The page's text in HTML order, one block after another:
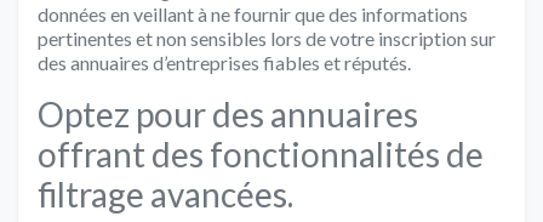
données en veillant à ne fournir que des informations
pertinentes et non sensibles lors de votre inscription sur
des annuaires d’entreprises fiables et réputés.
Optez pour des annuaires
offrant des fonctionnalités de
filtrage avancées.